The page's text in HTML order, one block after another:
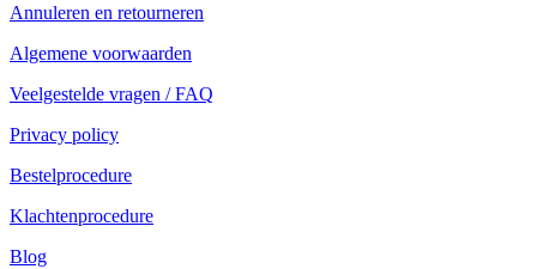
Annuleren en retourneren
Algemene voorwaarden
Veelgestelde vragen / FAQ
Privacy policy
Bestelprocedure
Klachtenprocedure
Blog